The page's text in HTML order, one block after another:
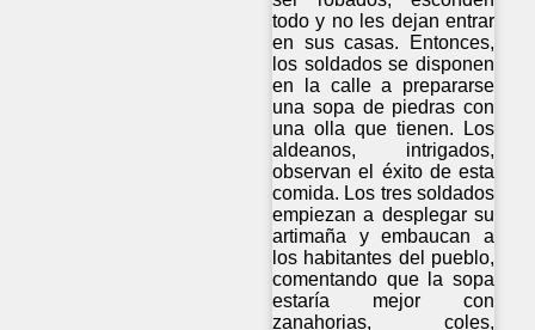
todo y no les dejan entrar
en sus casas. Entonces,
los soldados se disponen
en la calle a prepararse
una sopa de piedras con
una olla que tienen. Los
aldeanos, intrigados,
observan el éxito de esta
comida. Los tres soldados
empiezan a desplegar su
artimaña y embaucan a
los habitantes del pueblo,
comentando que la sopa
estaría mejor con
zanahorias, coles,